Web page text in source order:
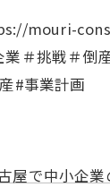
mouri-
＃挑戦＃
#事業計画
屋で中小企